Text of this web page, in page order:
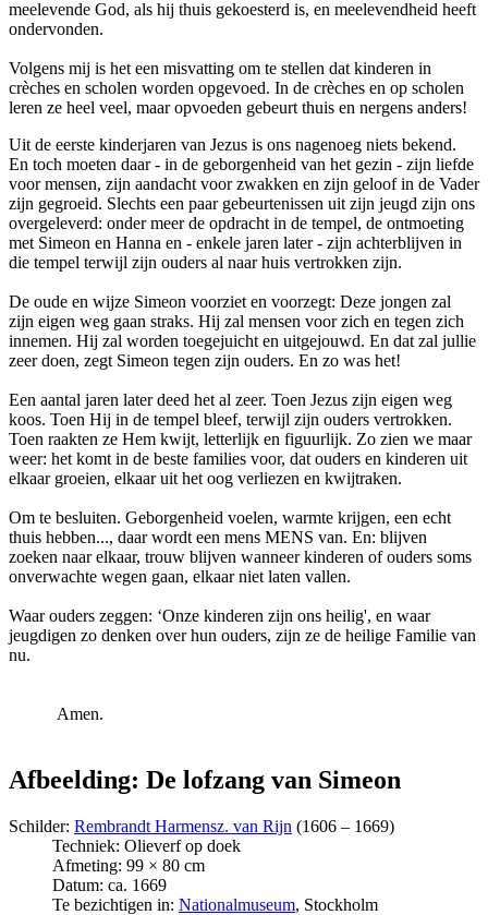
meelevende God, als hij thuis gekoesterd is, en meelevendheid heeft
ondervonden.
Volgens mij is het een misvatting om te stellen dat kinderen in
crèches en scholen worden opgevoed. In de crèches en op scholen
leren ze heel veel, maar opvoeden gebeurt thuis en nergens anders!
Uit de eerste kinderjaren van Jezus is ons nagenoeg niets bekend.
En toch moeten daar - in de geborgenheid van het gezin - zijn liefde
voor mensen, zijn aandacht voor zwakken en zijn geloof in de Vader
zijn gegroeid. Slechts een paar gebeurtenissen uit zijn jeugd zijn ons
overgeleverd: onder meer de opdracht in de tempel, de ontmoeting
met Simeon en Hanna en - enkele jaren later - zijn achterblijven in
die tempel terwijl zijn ouders al naar huis vertrokken zijn.
De oude en wijze Simeon voorziet en voorzegt: Deze jongen zal
zijn eigen weg gaan straks. Hij zal mensen voor zich en tegen zich
innemen. Hij zal worden toegejuicht en uitgejouwd. En dat zal jullie
zeer doen, zegt Simeon tegen zijn ouders. En zo was het!
Een aantal jaren later deed het al zeer. Toen Jezus zijn eigen weg
koos. Toen Hij in de tempel bleef, terwijl zijn ouders vertrokken.
Toen raakten ze Hem kwijt, letterlijk en figuurlijk. Zo zien we maar
weer: het komt in de beste families voor, dat ouders en kinderen uit
elkaar groeien, elkaar uit het oog verliezen en kwijtraken.
Om te besluiten. Geborgenheid voelen, warmte krijgen, een echt
thuis hebben..., daar wordt een mens MENS van. En: blijven
zoeken naar elkaar, trouw blijven wanneer kinderen of ouders soms
onverwachte wegen gaan, elkaar niet laten vallen.
Waar ouders zeggen: ‘Onze kinderen zijn ons heilig', en waar
jeugdigen zo denken over hun ouders, zijn ze de heilige Familie van
nu.
Amen.
Afbeelding: De lofzang van Simeon
Schilder: Rembrandt Harmensz. van Rijn (1606 – 1669)
Techniek: Olieverf op doek
Afmeting: 99 × 80 cm
Datum: ca. 1669
Te bezichtigen in: Nationalmuseum, Stockholm